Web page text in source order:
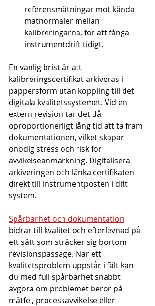
referensmätningar mot kända
mätnormaler mellan
kalibreringarna, för att fånga
instrumentdrift tidigt.
En vanlig brist är att
kalibreringscertifikat arkiveras i
pappersform utan koppling till det
digitala kvalitetssystemet. Vid en
extern revision tar det då
oproportionerligt lång tid att ta fram
dokumentationen, vilket skapar
onödig stress och risk för
avvikelseanmärkning. Digitalisera
arkiveringen och länka certifikaten
direkt till instrumentposten i ditt
system.
Spårbarhet och dokumentation
bidrar till kvalitet och efterlevnad på
ett sätt som sträcker sig bortom
revisionspassage. När ett
kvalitetsproblem uppstår i fält kan
du med full spårbarhet snabbt
avgöra om problemet beror på
mätfel, processavvikelse eller